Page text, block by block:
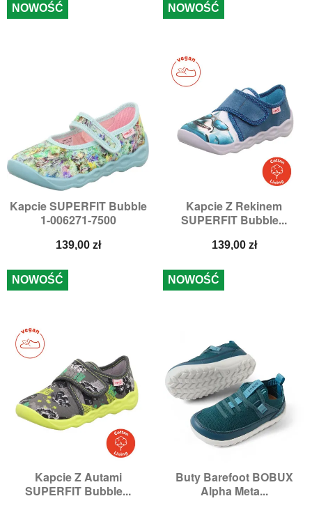
Kapcie SUPERFIT Bubble
1-006271-7500
Cena
139,00 zł
NOWOŚĆ
Kapcie Z Rekinem
SUPERFIT Bubble...
Cena
139,00 zł
NOWOŚĆ
Kapcie Z Autami
SUPERFIT Bubble...
NOWOŚĆ
Buty Barefoot BOBUX
Alpha Meta...
NOWOŚĆ